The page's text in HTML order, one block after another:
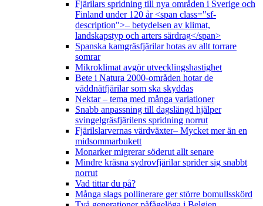
Fjärilars spridning till nya områden i Sverige och
Finland under 120 år <span class="sf-
description">– betydelsen av klimat,
landskapstyp och arters särdrag</span>
Spanska kamgräsfjärilar hotas av allt torrare
somrar
Mikroklimat avgör utvecklingshastighet
Bete i Natura 2000-områden hotar de
väddnätfjärilar som ska skyddas
Nektar – tema med många variationer
Snabb anpassning till dagslängd hjälper
svingelgräsfjärilens spridning norrut
Fjärilslarvernas värdväxter– Mycket mer än en
midsommarbukett
Monarker migrerar söderut allt senare
Mindre kräsna sydrovfjärilar sprider sig snabbt
norrut
Vad tittar du på?
Många slags pollinerare ger större bomullsskörd